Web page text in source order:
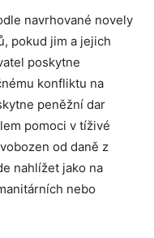
navrhované novely
pokud jim a jejich
poskytne
konfliktu na
peněžní dar
pomoci v tíživé
od daně z
nahlížet jako na
nebo